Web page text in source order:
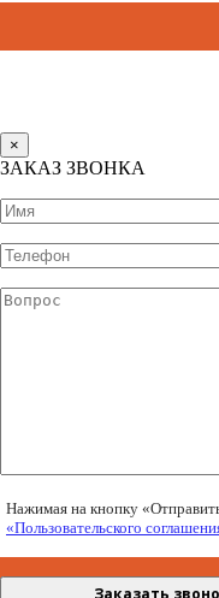
Заказать
Заказать
Заказать
Заказать
×
ЗАКАЗ ЗВОНКА
Нажимая на кнопку
«Пользовательского